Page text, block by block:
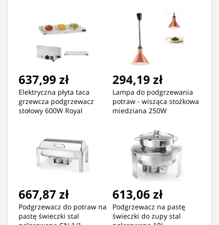
637,99 zł
Elektryczna płyta taca
grzewcza podgrzewacz
stołowy 600W Royal
294,19 zł
Lampa do podgrzewania
potraw - wisząca stożkowa
miedziana 250W
667,87 zł
Podgrzewacz do potraw na
pastę świeczki stal
613,06 zł
Podgrzewacz na pastę
świeczki do zupy stal